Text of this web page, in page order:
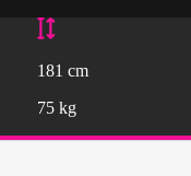
181 cm
75 kg